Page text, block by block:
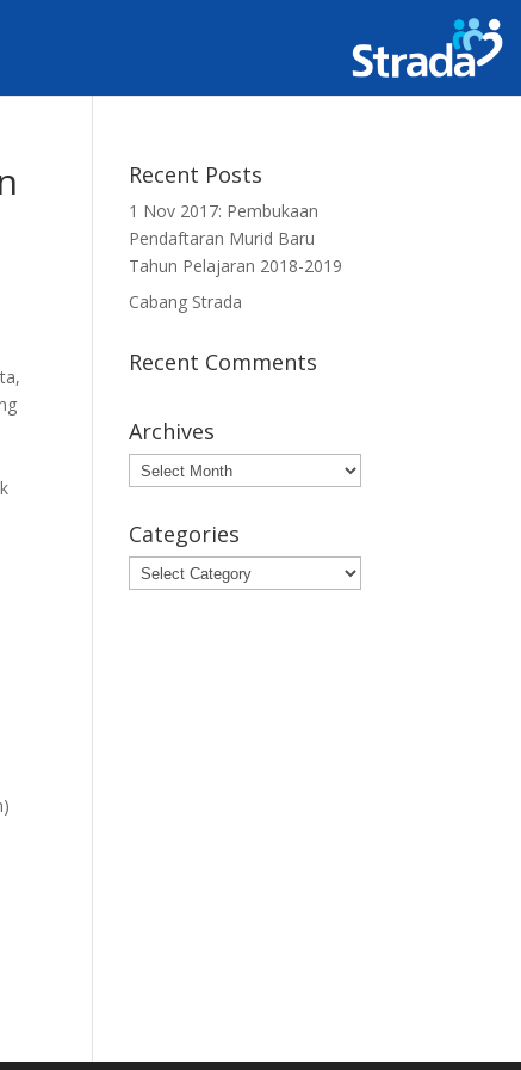
Recent Posts
1 Nov 2017: Pembukaan
Pendaftaran Murid Baru
Tahun Pelajaran 2018-2019
Cabang Strada
Recent Comments
Archives
Archives
Categories
Categories